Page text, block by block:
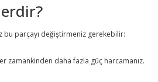
bu parçayı değiştirmeniz gerekebilir:
zamankinden daha fazla güç harcamanız.